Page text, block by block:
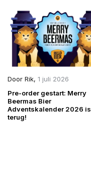
Door Rik, 1 juli 2026
Pre-order gestart: Merry
Beermas Bier
Adventskalender 2026 is
terug!